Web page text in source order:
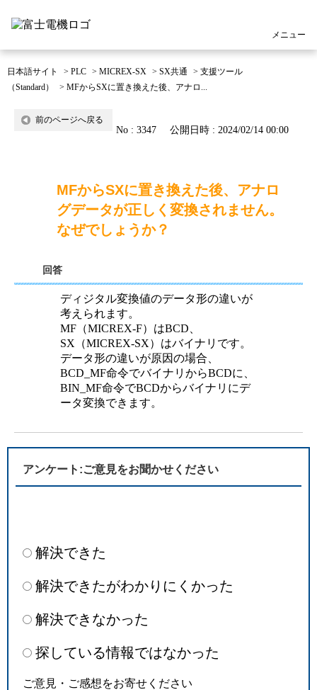
メニュー
日本語サイト > PLC > MICREX-SX > SX共通 > 支援ツール
（Standard）
> MFからSXに置き換えた後、アナロ...
前のページへ戻る
No : 3347 公開日時 : 2024/02/14 00:00
MFからSXに置き換えた後、アナロ
グデータが正しく変換されません。
なぜでしょうか？
回答
ディジタル変換値のデータ形の違いが
考えられます。
MF（MICREX-F）はBCD、
SX（MICREX-SX）はバイナリです。
データ形の違いが原因の場合、
BCD_MF命令でバイナリからBCDに、
BIN_MF命令でBCDからバイナリにデ
ータ変換できます。
アンケート:ご意見をお聞かせください
解決できた
解決できたがわかりにくかった
解決できなかった
探している情報ではなかった
ご意見・ご感想をお寄せください